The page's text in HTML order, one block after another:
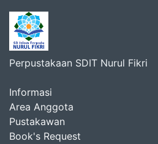
Perpustakaan SDIT Nurul Fikri
Informasi
Area Anggota
Pustakawan
Book's Request